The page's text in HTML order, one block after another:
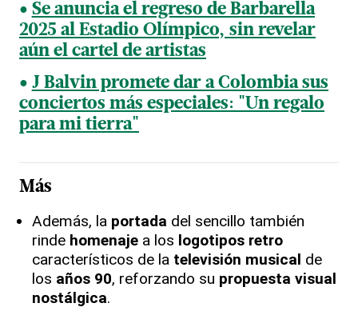
Se anuncia el regreso de Barbarella
2025 al Estadio Olímpico, sin revelar
aún el cartel de artistas
J Balvin promete dar a Colombia sus
conciertos más especiales: "Un regalo
para mi tierra"
Más
Además, la portada del sencillo también
rinde homenaje a los logotipos retro
característicos de la televisión musical de
los años 90, reforzando su propuesta visual
nostálgica.